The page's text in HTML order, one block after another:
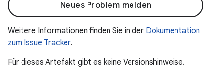
Neues Problem melden
Weitere Informationen finden Sie in der Dokumentation
zum Issue Tracker.
Für dieses Artefakt gibt es keine Versionshinweise.